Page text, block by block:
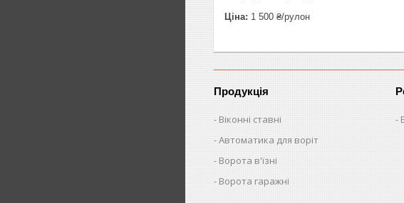
Ціна: 1 500 ₴/рулон
Продукція
Віконні ставні
Автоматика для воріт
Ворота в'їзні
Ворота гаражні